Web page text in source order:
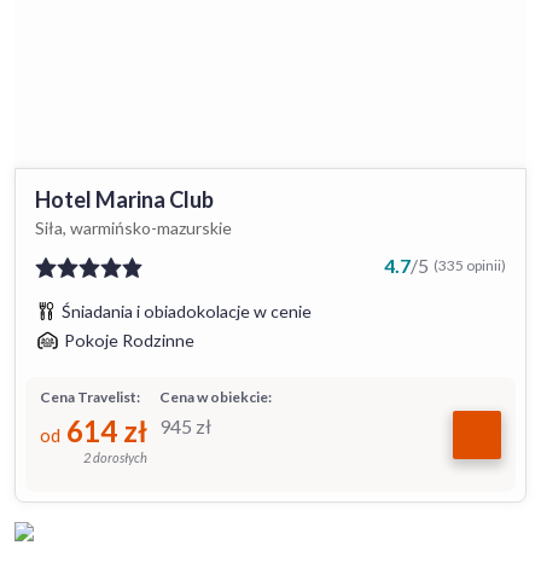
Hotel Marina Club
Siła, warmińsko-mazurskie
4.7/5 (335 opinii)
Śniadania i obiadokolacje w cenie
Pokoje Rodzinne
Cena w obiekcie:
945 zł
Cena Travelist:
od 614 zł
2 dorosłych